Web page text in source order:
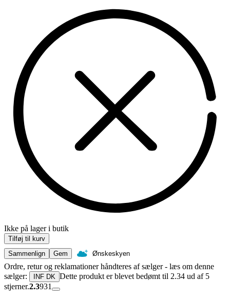
Ikke på lager i butik
Tilføj til kurv
Sammenlign
Gem Ønskeskyen
Ordre, retur og reklamationer håndteres af sælger - læs om denne
sælger:
INF DK Dette produkt er blevet bedømt til 2.34 ud af 5
stjerner.2.3931